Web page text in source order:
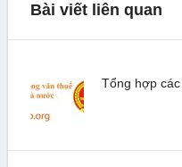
Bài viết liên quan
Tổng hợp